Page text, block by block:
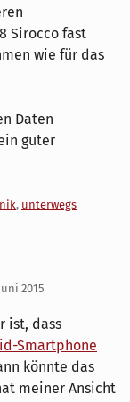
Sirocco fast
wie für das
Daten
guter
, unterwegs
2015
ist, dass
Smartphone
könnte das
meiner Ansicht